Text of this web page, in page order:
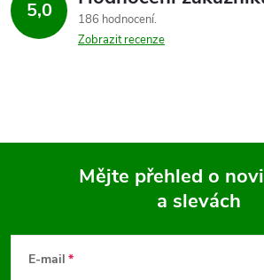
5,0
186 hodnocení
Zobrazit recenze
Mějte přehled o
a slevách
E-mail